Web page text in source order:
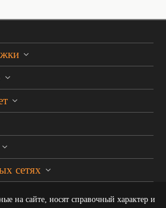
сетях
на сайте, носят справочный характер и